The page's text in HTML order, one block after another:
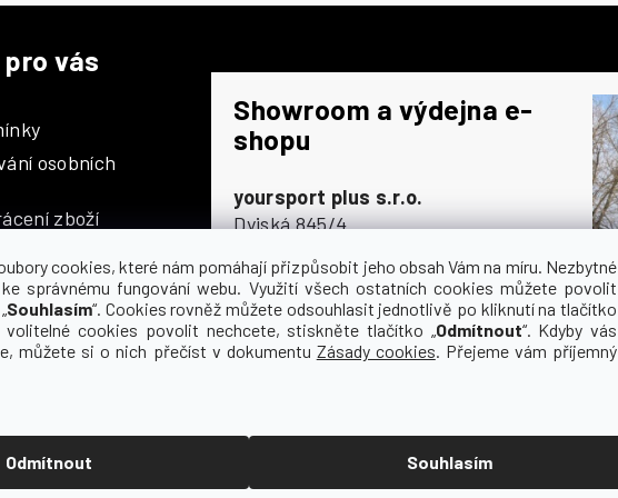
cookies, které nám pomáhají přizpůsobit jeho obsah Vám na míru. Nezbytné
správnému fungování webu. Využití všech ostatních cookies můžete povolit
Souhlasím“. Cookies rovněž můžete odsouhlasit jednotlivě po kliknutí na tlačítko
volitelné cookies povolit nechcete, stiskněte tlačítko „Odmítnout“. Kdyby vás
můžete si o nich přečíst v dokumentu Zásady cookies. Přejeme vám příjemný
Odmítnout Souhlasím
vás
osobních
zboží
Showroom a výdejna e-
shopu
yoursport plus s.r.o.
Dyjská 845/4
Po - Čt
9:00 - 16:30
Pá
9:00 - 15:30
So
zavřeno
zavřeno
vyhrazena.Upravit nastavení cookies